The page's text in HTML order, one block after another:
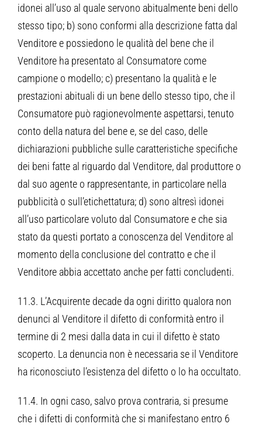
idonei all’uso al quale servono abitualmente beni dello
stesso tipo; b) sono conformi alla descrizione fatta dal
Venditore e possiedono le qualità del bene che il
Venditore ha presentato al Consumatore come
campione o modello; c) presentano la qualità e le
prestazioni abituali di un bene dello stesso tipo, che il
Consumatore può ragionevolmente aspettarsi, tenuto
conto della natura del bene e, se del caso, delle
dichiarazioni pubbliche sulle caratteristiche specifiche
dei beni fatte al riguardo dal Venditore, dal produttore o
dal suo agente o rappresentante, in particolare nella
pubblicità o sull’etichettatura; d) sono altresì idonei
all’uso particolare voluto dal Consumatore e che sia
stato da questi portato a conoscenza del Venditore al
momento della conclusione del contratto e che il
Venditore abbia accettato anche per fatti concludenti.
11.3. L’Acquirente decade da ogni diritto qualora non
denunci al Venditore il difetto di conformità entro il
termine di 2 mesi dalla data in cui il difetto è stato
scoperto. La denuncia non è necessaria se il Venditore
ha riconosciuto l’esistenza del difetto o lo ha occultato.
11.4. In ogni caso, salvo prova contraria, si presume
che i difetti di conformità che si manifestano entro 6